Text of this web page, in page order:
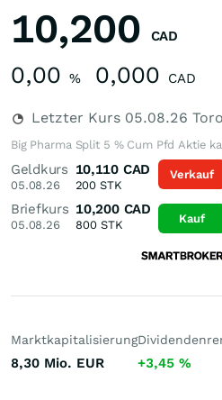
10,200 CAD
0,00 % 0,000 CAD
Letzter Kurs 05.08.26
Big Pharma Split 5 % Cum Pfd Aktie
Geldkurs
05.08.26
10,110 CAD
200 STK
Briefkurs
05.08.26
10,200 CAD
800STK
Verkauf
Kauf
Marktkapitalisierung
8,30 Mio. EUR +3,45 %